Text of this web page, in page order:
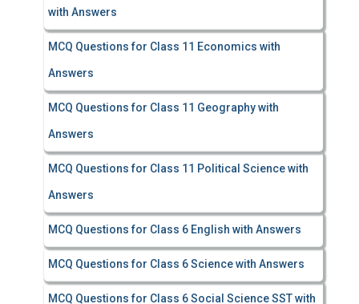
with Answers
MCQ Questions for Class 11 Economics with
Answers
MCQ Questions for Class 11 Geography with
Answers
MCQ Questions for Class 11 Political Science with
Answers
MCQ Questions for Class 6 English with Answers
MCQ Questions for Class 6 Science with Answers
MCQ Questions for Class 6 Social Science SST with